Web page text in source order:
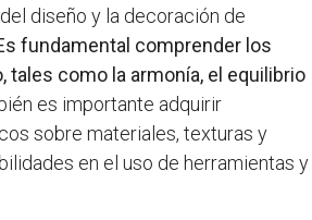
diseño y la decoración de
fundamental comprender los
tales como la armonía, el equilibrio
es importante adquirir
sobre materiales, texturas y
en el uso de herramientas y